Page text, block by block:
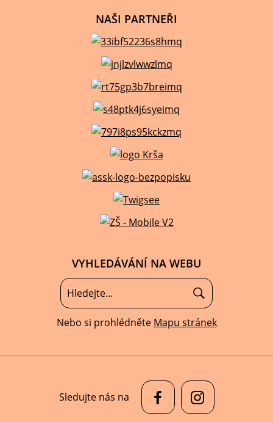
NAŠI PARTNEŘI
VYHLEDÁVÁNÍ NA WEBU
Nebo si prohlédněte Mapu stránek
Sledujte nás na